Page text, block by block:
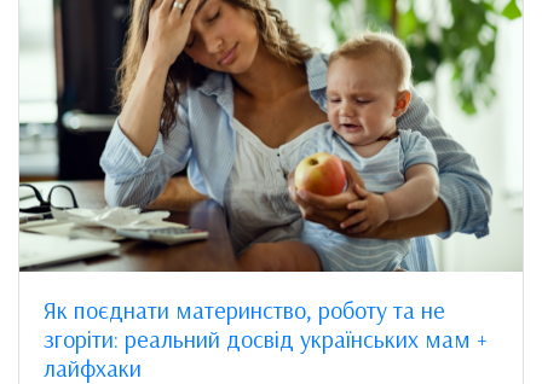
Як поєднати материнство, роботу та не
згоріти: реальний досвід українських мам +
лайфхаки